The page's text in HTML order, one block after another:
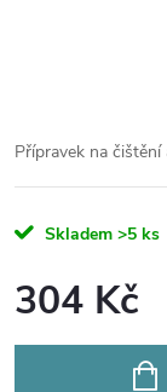
Přípravek na čištění
Skladem >5 ks
304 Kč